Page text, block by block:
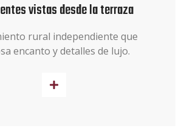
vistas desde la terraza
rural independiente que
encanto y detalles de lujo.